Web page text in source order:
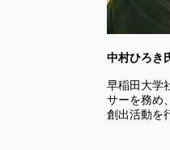
中村ひろき
早稲田大学
サーを務め
創出活動を